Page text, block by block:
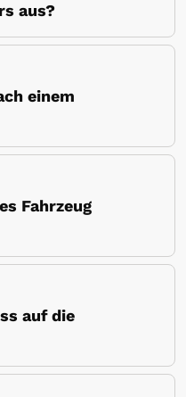
aus?
einem
Fahrzeug
auf die